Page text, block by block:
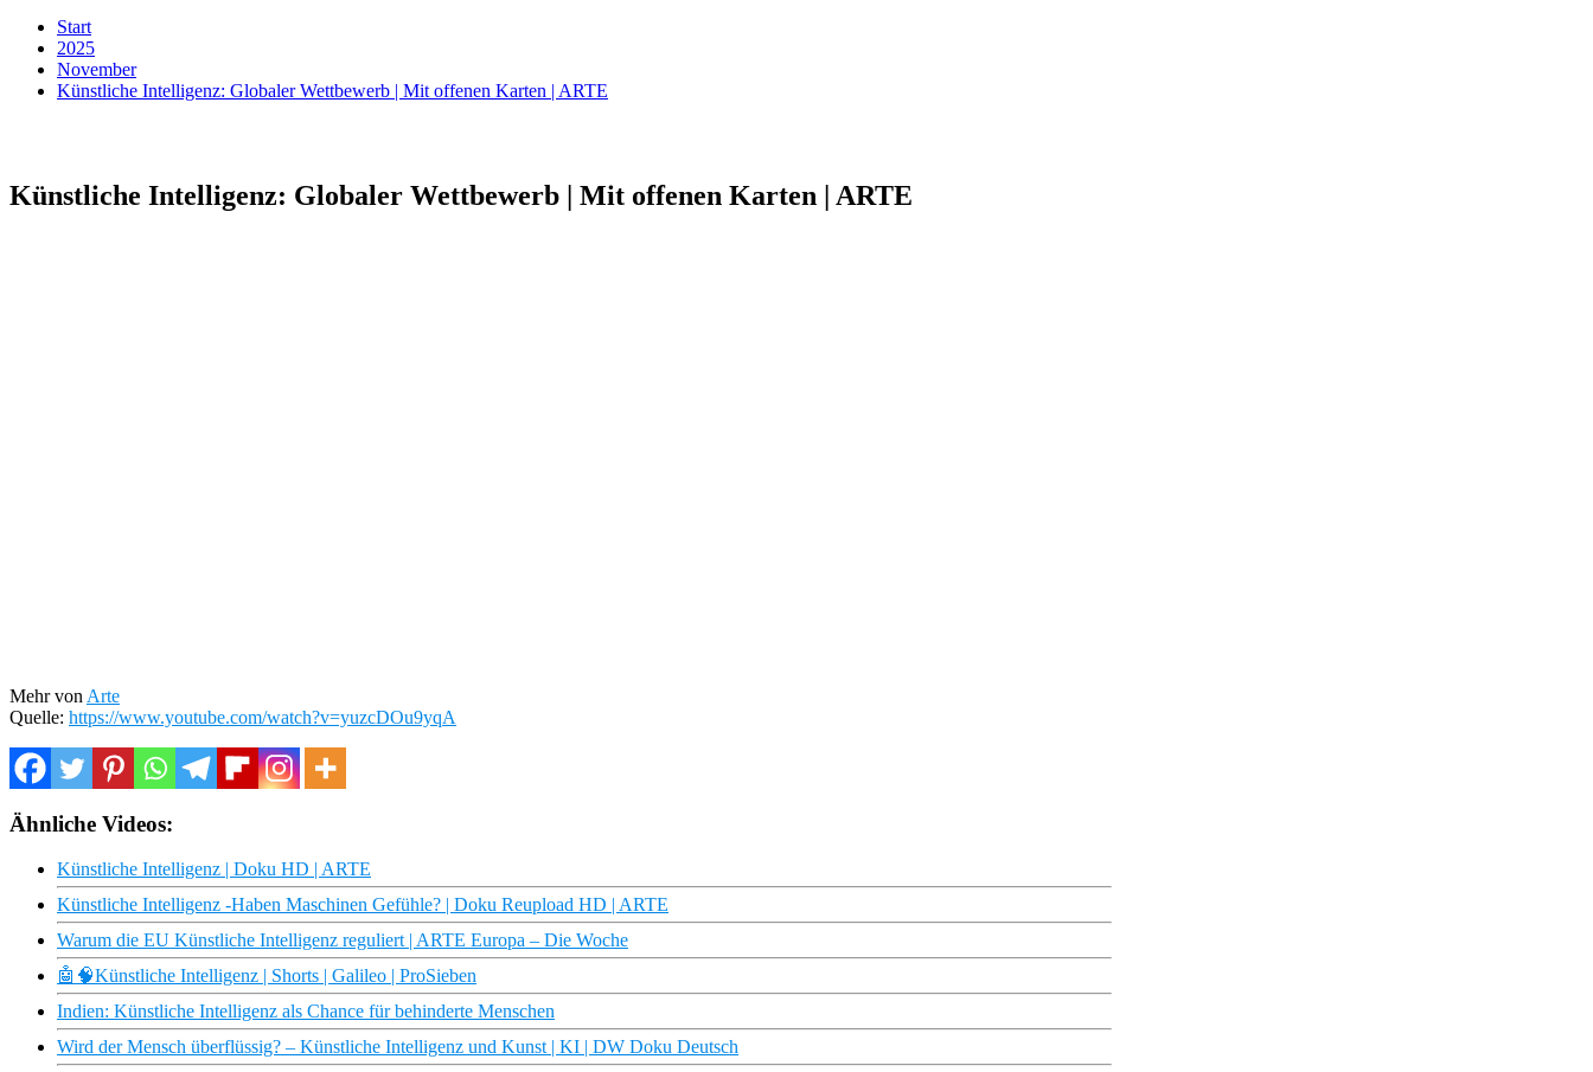
Start
2025
November
Künstliche Intelligenz: Globaler Wettbewerb | Mit offenen Karten | ARTE
Künstliche Intelligenz: Globaler Wettbewerb | Mit offenen Karten | ARTE
Mehr von Arte
Quelle: https://www.youtube.com/watch?v=yuzcDOu9yqA
Ähnliche Videos:
Künstliche Intelligenz | Doku HD | ARTE
Künstliche Intelligenz -Haben Maschinen Gefühle? | Doku Reupload HD | ARTE
Warum die EU Künstliche Intelligenz reguliert | ARTE Europa – Die Woche
🤖🧠Künstliche Intelligenz | Shorts | Galileo | ProSieben
Indien: Künstliche Intelligenz als Chance für behinderte Menschen
Wird der Mensch überflüssig? – Künstliche Intelligenz und Kunst | KI | DW Doku Deutsch